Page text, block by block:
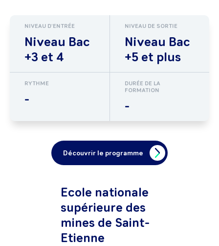
NIVEAU D'ENTRÉE
Niveau Bac
+3 et 4
NIVEAU DE SORTIE
Niveau Bac
+5 et plus
RYTHME
-
DURÉE DE LA
FORMATION
-
Découvrir le programme
Ecole nationale
supérieure des
mines de Saint-
Etienne